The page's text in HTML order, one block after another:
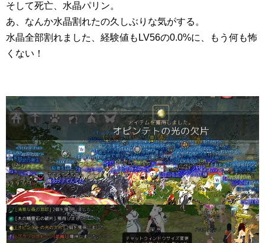
そして死亡、水晶パリン。
あ、なんか水晶割れたの久しぶりな気がする。
水晶全部割れました、経験値もLV56の0.0%に、もう何も怖
くない！